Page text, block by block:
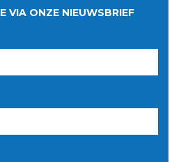
VIA ONZE NIEUWSBRIEF